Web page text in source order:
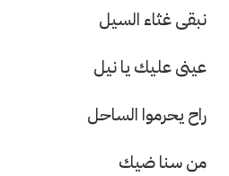
نبقى غثاء السيل
عينى عليك يا نيل
راح يحرموا الساحل
من سنا ضيك